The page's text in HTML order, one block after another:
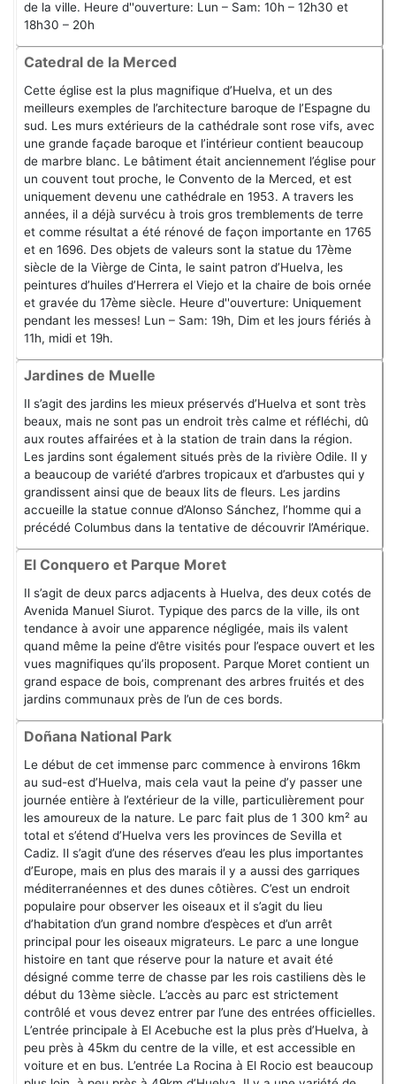
de la ville. Heure d''ouverture: Lun – Sam: 10h – 12h30 et
18h30 – 20h
Catedral de la Merced
Cette église est la plus magnifique d’Huelva, et un des
meilleurs exemples de l’architecture baroque de l’Espagne du
sud. Les murs extérieurs de la cathédrale sont rose vifs, avec
une grande façade baroque et l’intérieur contient beaucoup
de marbre blanc. Le bâtiment était anciennement l’église pour
un couvent tout proche, le Convento de la Merced, et est
uniquement devenu une cathédrale en 1953. A travers les
années, il a déjà survécu à trois gros tremblements de terre
et comme résultat a été rénové de façon importante en 1765
et en 1696. Des objets de valeurs sont la statue du 17ème
siècle de la Vièrge de Cinta, le saint patron d’Huelva, les
peintures d’huiles d’Herrera el Viejo et la chaire de bois ornée
et gravée du 17ème siècle. Heure d''ouverture: Uniquement
pendant les messes! Lun – Sam: 19h, Dim et les jours fériés à
11h, midi et 19h.
Jardines de Muelle
Il s’agit des jardins les mieux préservés d’Huelva et sont très
beaux, mais ne sont pas un endroit très calme et réfléchi, dû
aux routes affairées et à la station de train dans la région.
Les jardins sont également situés près de la rivière Odile. Il y
a beaucoup de variété d’arbres tropicaux et d’arbustes qui y
grandissent ainsi que de beaux lits de fleurs. Les jardins
accueille la statue connue d’Alonso Sánchez, l’homme qui a
précédé Columbus dans la tentative de découvrir l’Amérique.
El Conquero et Parque Moret
Il s’agit de deux parcs adjacents à Huelva, des deux cotés de
Avenida Manuel Siurot. Typique des parcs de la ville, ils ont
tendance à avoir une apparence négligée, mais ils valent
quand même la peine d’être visités pour l’espace ouvert et les
vues magnifiques qu’ils proposent. Parque Moret contient un
grand espace de bois, comprenant des arbres fruités et des
jardins communaux près de l’un de ces bords.
Doñana National Park
Le début de cet immense parc commence à environs 16km
au sud-est d’Huelva, mais cela vaut la peine d’y passer une
journée entière à l’extérieur de la ville, particulièrement pour
les amoureux de la nature. Le parc fait plus de 1 300 km² au
total et s’étend d’Huelva vers les provinces de Sevilla et
Cadiz. Il s’agit d’une des réserves d’eau les plus importantes
d’Europe, mais en plus des marais il y a aussi des garriques
méditerranéennes et des dunes côtières. C’est un endroit
populaire pour observer les oiseaux et il s’agit du lieu
d’habitation d’un grand nombre d’espèces et d’un arrêt
principal pour les oiseaux migrateurs. Le parc a une longue
histoire en tant que réserve pour la nature et avait été
désigné comme terre de chasse par les rois castiliens dès le
début du 13ème siècle. L’accès au parc est strictement
contrôlé et vous devez entrer par l’une des entrées officielles.
L’entrée principale à El Acebuche est la plus près d’Huelva, à
peu près à 45km du centre de la ville, et est accessible en
voiture et en bus. L’entrée La Rocina à El Rocio est beaucoup